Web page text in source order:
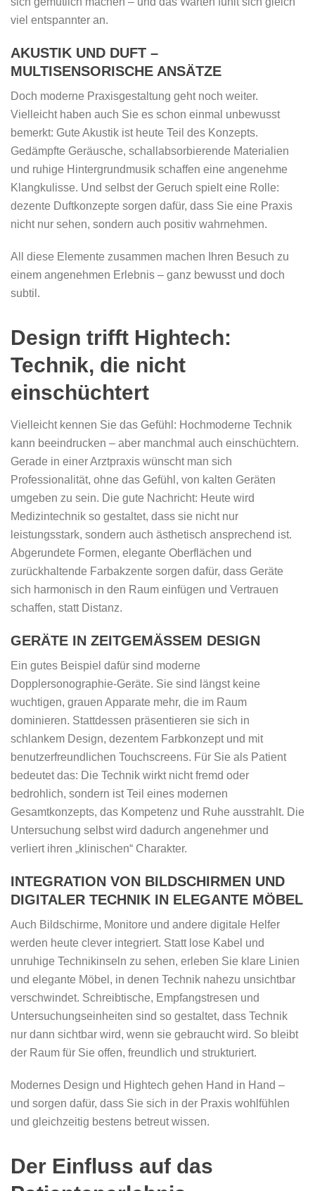
viel entspannter an.
AKUSTIK UND DUFT –
MULTISENSORISCHE ANSÄTZE
Doch moderne Praxisgestaltung geht noch weiter.
Vielleicht haben auch Sie es schon einmal unbewusst
bemerkt: Gute Akustik ist heute Teil des Konzepts.
Gedämpfte Geräusche, schallabsorbierende Materialien
und ruhige Hintergrundmusik schaffen eine angenehme
Klangkulisse. Und selbst der Geruch spielt eine Rolle:
dezente Duftkonzepte sorgen dafür, dass Sie eine Praxis
nicht nur sehen, sondern auch positiv wahrnehmen.
All diese Elemente zusammen machen Ihren Besuch zu
einem angenehmen Erlebnis – ganz bewusst und doch
subtil.
Design trifft Hightech:
Technik, die nicht
einschüchtert
Vielleicht kennen Sie das Gefühl: Hochmoderne Technik
kann beeindrucken – aber manchmal auch einschüchtern.
Gerade in einer Arztpraxis wünscht man sich
Professionalität, ohne das Gefühl, von kalten Geräten
umgeben zu sein. Die gute Nachricht: Heute wird
Medizintechnik so gestaltet, dass sie nicht nur
leistungsstark, sondern auch ästhetisch ansprechend ist.
Abgerundete Formen, elegante Oberflächen und
zurückhaltende Farbakzente sorgen dafür, dass Geräte
sich harmonisch in den Raum einfügen und Vertrauen
schaffen, statt Distanz.
GERÄTE IN ZEITGEMÄSSEM DESIGN
Ein gutes Beispiel dafür sind moderne
Dopplersonographie-Geräte. Sie sind längst keine
wuchtigen, grauen Apparate mehr, die im Raum
dominieren. Stattdessen präsentieren sie sich in
schlankem Design, dezentem Farbkonzept und mit
benutzerfreundlichen Touchscreens. Für Sie als Patient
bedeutet das: Die Technik wirkt nicht fremd oder
bedrohlich, sondern ist Teil eines modernen
Gesamtkonzepts, das Kompetenz und Ruhe ausstrahlt. Die
Untersuchung selbst wird dadurch angenehmer und
verliert ihren „klinischen“ Charakter.
INTEGRATION VON BILDSCHIRMEN UND
DIGITALER TECHNIK IN ELEGANTE MÖBEL
Auch Bildschirme, Monitore und andere digitale Helfer
werden heute clever integriert. Statt lose Kabel und
unruhige Technikinseln zu sehen, erleben Sie klare Linien
und elegante Möbel, in denen Technik nahezu unsichtbar
verschwindet. Schreibtische, Empfangstresen und
Untersuchungseinheiten sind so gestaltet, dass Technik
nur dann sichtbar wird, wenn sie gebraucht wird. So bleibt
der Raum für Sie offen, freundlich und strukturiert.
Modernes Design und Hightech gehen Hand in Hand –
und sorgen dafür, dass Sie sich in der Praxis wohlfühlen
und gleichzeitig bestens betreut wissen.
Der Einfluss auf das